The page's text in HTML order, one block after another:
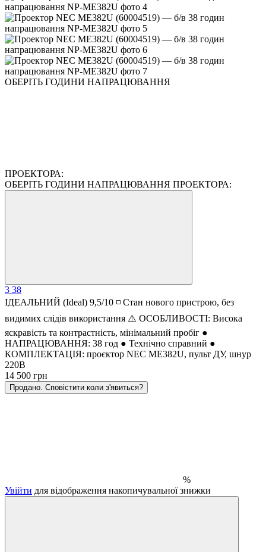
ОБЕРІТЬ ГОДИНИ НАПРАЦЮВАННЯ
ПРОЕКТОРА:
ОБЕРІТЬ ГОДИНИ НАПРАЦЮВАННЯ ПРОЕКТОРА:
3 38
ІДЕАЛЬНИЙ (Ideal) 9,5/10 ◽ Стан нового пристрою, без
видимих слідів використання ⚠️ ОСОБЛИВОСТІ: Висока
яскравість та контрастність, мінімальний пробіг ●
НАПРАЦЮВАННЯ: 38 год ● Технічно справний ●
КОМПЛЕКТАЦІЯ: проєктор NEC ME382U, пульт ДУ, шнур
220В
14 500 грн
Продано. Сповістити коли з'явиться?
%
Увійти для відображення накопичувальної знижки